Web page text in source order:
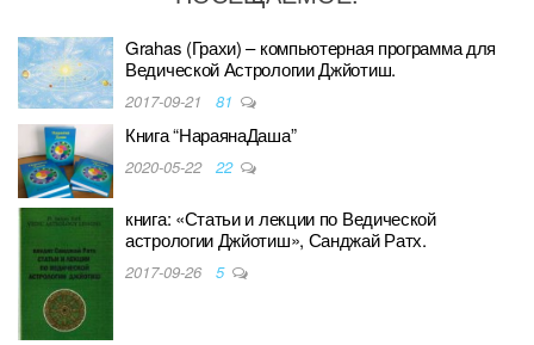
Grahas (Грахи) – компьютерная программа для
Ведической Астрологии Джйотиш.
2017-09-21 81
Книга “НараянаДаша”
2020-05-22 22
книга: «Статьи и лекции по Ведической
астрологии Джйотиш», Санджай Ратх.
2017-09-26 5